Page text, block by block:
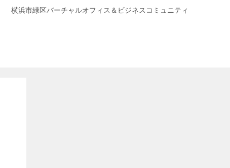
横浜市緑区バーチャルオフィス＆ビジネスコミュニティ